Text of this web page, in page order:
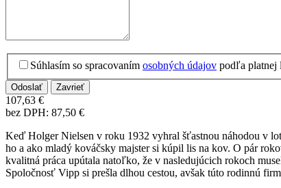
Súhlasím so spracovaním osobných údajov podľa platnej
Zavrieť
107,63 €
bez DPH: 87,50 €
Keď Holger Nielsen v roku 1932 vyhral šťastnou náhodou v
ho a ako mladý kováčsky majster si kúpil lis na kov. O pár
kvalitná práca upútala natoľko, že v nasledujúcich rokoch
Spoločnosť Vipp si prešla dlhou cestou, avšak túto rodinnú